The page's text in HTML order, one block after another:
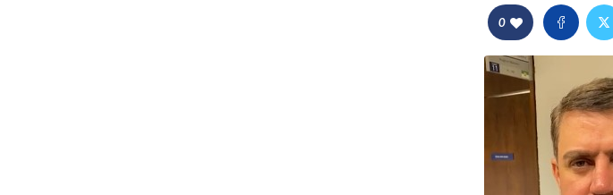
0